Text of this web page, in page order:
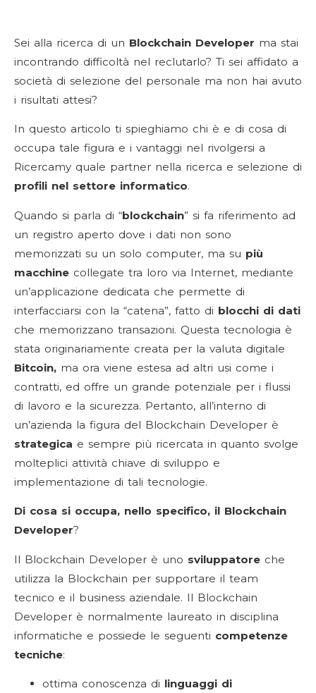
Sei alla ricerca di un Blockchain Developer ma stai
incontrando difficoltà nel reclutarlo? Ti sei affidato a
società di selezione del personale ma non hai avuto
i risultati attesi?
In questo articolo ti spieghiamo chi è e di cosa di
occupa tale figura e i vantaggi nel rivolgersi a
Ricercamy quale partner nella ricerca e selezione di
profili nel settore informatico.
Quando si parla di “blockchain” si fa riferimento ad
un registro aperto dove i dati non sono
memorizzati su un solo computer, ma su più
macchine collegate tra loro via Internet, mediante
un’applicazione dedicata che permette di
interfacciarsi con la “catena”, fatto di blocchi di dati
che memorizzano transazioni. Questa tecnologia è
stata originariamente creata per la valuta digitale
Bitcoin, ma ora viene estesa ad altri usi come i
contratti, ed offre un grande potenziale per i flussi
di lavoro e la sicurezza. Pertanto, all’interno di
un’azienda la figura del Blockchain Developer è
strategica e sempre più ricercata in quanto svolge
molteplici attività chiave di sviluppo e
implementazione di tali tecnologie.
Di cosa si occupa, nello specifico, il Blockchain
Developer?
Il Blockchain Developer è uno sviluppatore che
utilizza la Blockchain per supportare il team
tecnico e il business aziendale. Il Blockchain
Developer è normalmente laureato in disciplina
informatiche e possiede le seguenti competenze
tecniche:
ottima conoscenza di linguaggi di